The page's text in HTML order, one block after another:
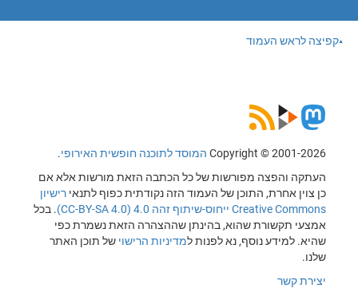
קפיצה לראש העמוד
Copyright © 2001-2026 המוסד לתוכנה חופשית האירופי.
העתקה והפצה מפורשות של כל הכתבה הזאת מורשות אלא אם
כן צוין אחרת, התוכן של העמוד הזה נקודתית כפוף לתנאי רישיון
Creative Commons ייחוס-שיתוף זהה 4.0 (CC-BY-SA 4.0)
. בכל
אמצעי תקשורת שהוא, בהינתן שההצהרה הזאת נשמרת כפי
שהיא. למידע נוסף, נא לפנות למדיניות הרישוי של תוכן האתר
שלנו.
יצירת קשר